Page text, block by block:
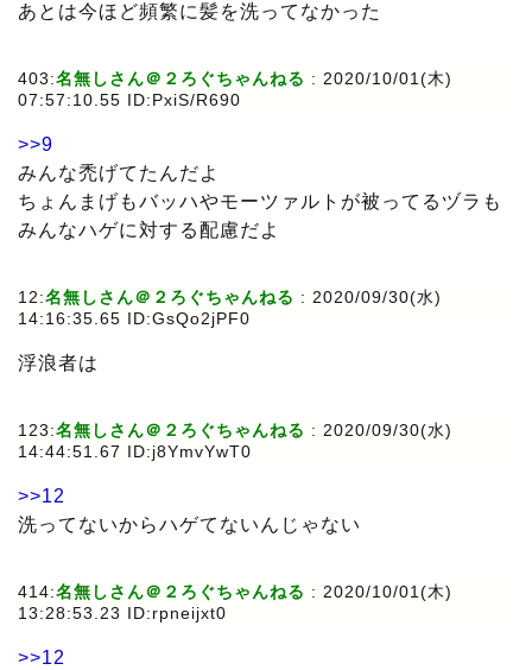
あとは今ほど頻繁に髪を洗ってなかった
403:名無しさん＠２ろぐちゃんねる : 2020/10/01(木)
07:57:10.55 ID:PxiS/R690
>>9
みんな禿げてたんだよ
ちょんまげもバッハやモーツァルトが被ってるヅラも
みんなハゲに対する配慮だよ
12:名無しさん＠２ろぐちゃんねる : 2020/09/30(水)
14:16:35.65 ID:GsQo2jPF0
浮浪者は
123:名無しさん＠２ろぐちゃんねる : 2020/09/30(水)
14:44:51.67 ID:j8YmvYwT0
>>12
洗ってないからハゲてないんじゃない
414:名無しさん＠２ろぐちゃんねる : 2020/10/01(木)
13:28:53.23 ID:rpneijxt0
>>12